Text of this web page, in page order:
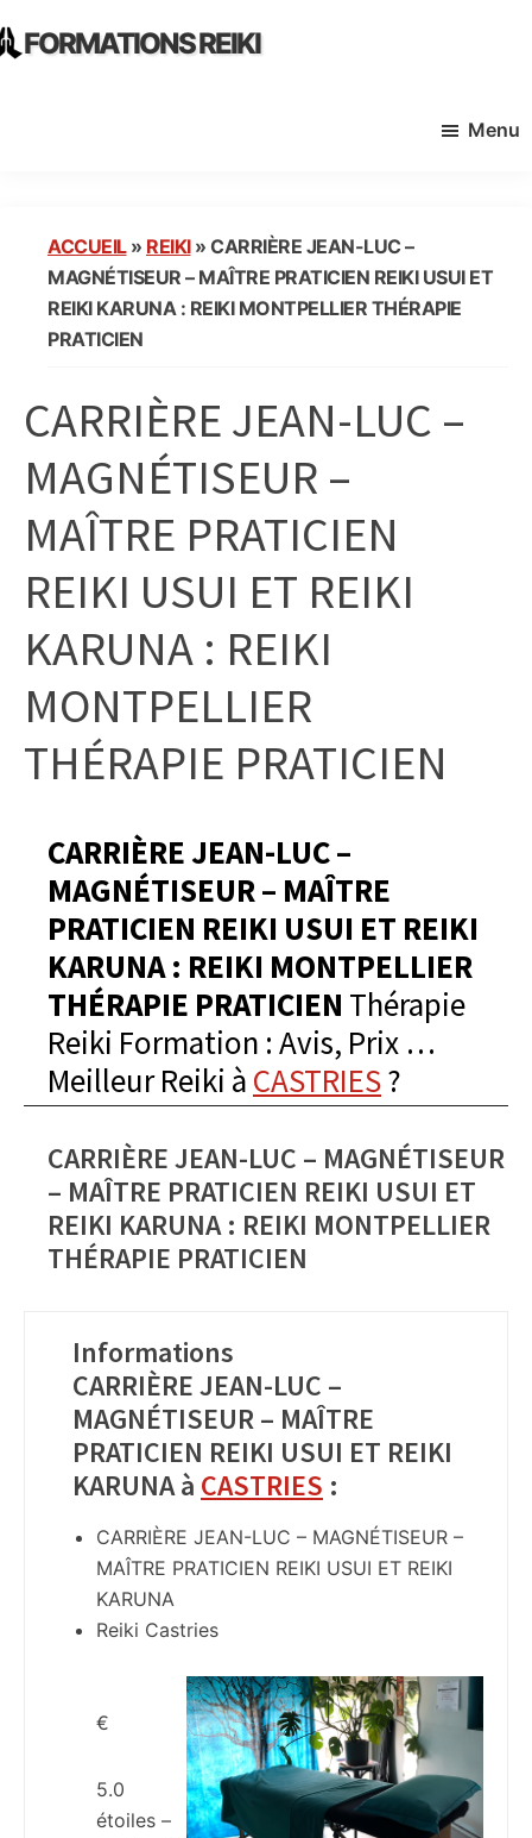
to
to FORMATIONS REIKI
France
Menu
ACCUEIL» REIKI» CARRIÈRE JEAN-LUC –
MAGNÉTISEUR – MAÎTRE PRATICIEN REIKI USUI ET
REIKI KARUNA : REIKI MONTPELLIER THÉRAPIE
PRATICIEN
CARRIÈRE JEAN-LUC –
MAGNÉTISEUR –
MAÎTRE PRATICIEN
REIKI USUI ET REIKI
KARUNA : REIKI
MONTPELLIER
THÉRAPIE PRATICIEN
CARRIÈRE JEAN-LUC –
MAGNÉTISEUR – MAÎTRE
PRATICIEN REIKI USUI ET REIKI
KARUNA : REIKI MONTPELLIER
THÉRAPIE PRATICIEN Thérapie
Reiki Formation : Avis, Prix …
Meilleur Reiki à CASTRIES?
CARRIÈRE JEAN-LUC – MAGNÉTISEUR
– MAÎTRE PRATICIEN REIKI USUI ET
REIKI KARUNA : REIKI MONTPELLIER
THÉRAPIE PRATICIEN
Informations
CARRIÈRE JEAN-LUC –
MAGNÉTISEUR – MAÎTRE
PRATICIEN REIKI USUI ET REIKI
KARUNA à CASTRIES :
CARRIÈRE JEAN-LUC – MAGNÉTISEUR –
MAÎTRE PRATICIEN REIKI USUI ET REIKI
KARUNA
Reiki Castries
€
5.0
étoiles –